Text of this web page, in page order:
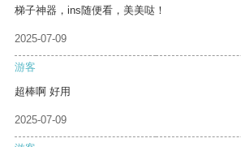
梯子神器，ins随便看，美美哒！
2025-07-09
游客
超棒啊 好用
2025-07-09